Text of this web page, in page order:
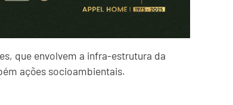
que envolvem a infra-estrutura da
ações socioambientais.